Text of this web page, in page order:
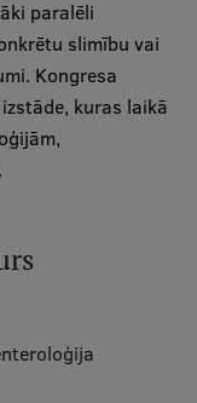
paralēli
slimību vai
Kongresa
kuras laikā